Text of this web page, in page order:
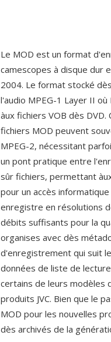
Le MOD est un format
camescopes à disque dur
2004. Le format stocké
l'audio MPEG-1 Layer II
àux fichiers VOB dès
fichiers MOD peuvent
MPEG-2, nécessitant
un pont pratique entre
sûr fichiers, permettant
pour un accès
enregistre en résolutions
débits suffisants pour la
organises avec dès
d'enregistrement qui suit
données de liste de
certains de leurs modèles
produits JVC. Bien que le
MOD pour les nouvelles
dès archivés de la